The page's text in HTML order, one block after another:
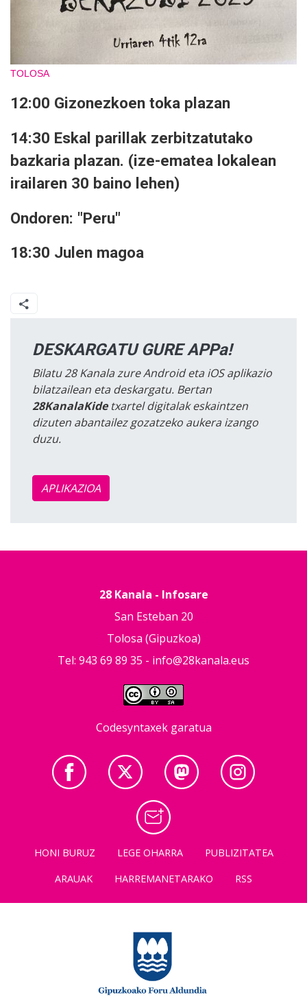
TOLOSA
12:00 Gizonezkoen toka plazan
14:30 Eskal parillak zerbitzatutako
bazkaria plazan. (ize-ematea lokalean
irailaren 30 baino lehen)
Ondoren: "Peru"
18:30 Julen magoa
DESKARGATU GURE APPa!
Bilatu 28 Kanala zure Android eta iOS aplikazio
bilatzailean eta deskargatu. Bertan
28KanalaKidetxartel digitalak eskaintzen
dizuten abantailez gozatzeko aukera izango
duzu.
APLIKAZIOA
28 Kanala - Infosare
San Esteban 20
Tolosa (Gipuzkoa)
Tel: 943 69 89 35 - info@28kanala.eus
Codesyntaxek garatua
HONI BURUZ LEGE OHARRA
PUBLIZITATEA
ARAUAK
HARREMANETARAKO RSS